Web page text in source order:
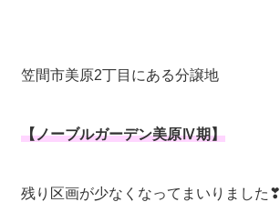
笠間市美原2丁目にある分譲地
【ノーブルガーデン美原Ⅳ期】
残り区画が少なくなってまいりました❣